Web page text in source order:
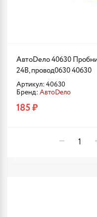
АвтоDело 40630
24В, провод0630 40630
Артикул: 40630
Бренд: АвтоDело
185 ₽